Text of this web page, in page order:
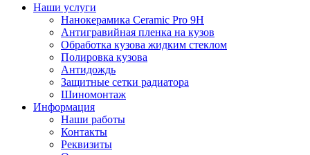
Наши услуги
Нанокерамика Ceramic Pro 9H
Антигравийная пленка на кузов
Обработка кузова жидким стеклом
Полировка кузова
Антидождь
Защитные сетки радиатора
Шиномонтаж
Информация
Наши работы
Контакты
Реквизиты